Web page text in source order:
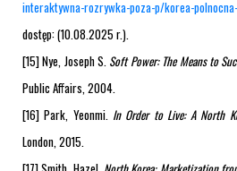
interaktywna-rozrywka-poza-p/korea-
dostęp: (10.08.2025 r.).
[15] Nye, Joseph S. Soft Power: The Means to
Public Affairs, 2004.
[16] Park, Yeonmi. In Order to Live: A North
London, 2015.